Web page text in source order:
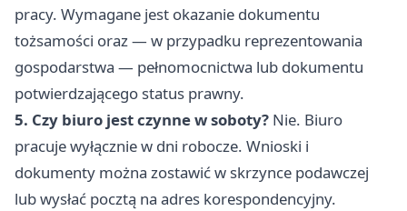
pracy. Wymagane jest okazanie dokumentu
tożsamości oraz — w przypadku reprezentowania
gospodarstwa — pełnomocnictwa lub dokumentu
potwierdzającego status prawny.
5. Czy biuro jest czynne w soboty? Nie. Biuro
pracuje wyłącznie w dni robocze. Wnioski i
dokumenty można zostawić w skrzynce podawczej
lub wysłać pocztą na adres korespondencyjny.